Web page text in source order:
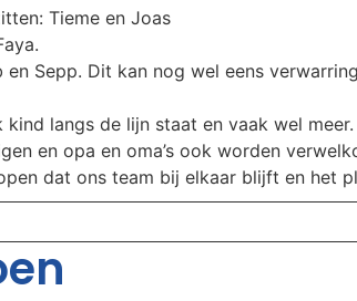
Tieme en Joas
Sepp. Dit kan nog wel eens
langs de lijn staat en vaak wel meer.
en opa en oma’s ook worden
dat ons team bij elkaar blijft en het